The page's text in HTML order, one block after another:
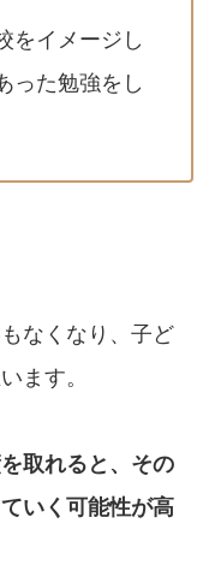
をイメージし
った勉強をし
なくなり、子ど
ます。
取れると、その
いく可能性が高